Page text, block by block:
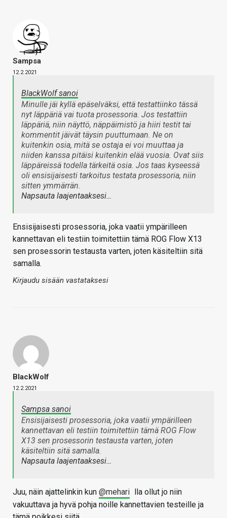
Sampsa
12.2.2021
BlackWolf sanoi
Minulle jäi kyllä epäselväksi, että testattiinko tässä
nyt läppäriä vai tuota prosessoria. Jos testattiin
läppäriä, niin näyttö, näppäimistö ja hiiri testit tai
kommentit jäivät täysin puuttumaan. Ne on
kuitenkin osia, mitä se ostaja ei voi muuttaa ja
niiden kanssa pitäisi kuitenkin elää vuosia. Ovat siis
läppäreissä todella tärkeitä osia. Jos taas kyseessä
oli ensisijaisesti tarkoitus testata prosessoria, niin
sitten ymmärrän.
Napsauta laajentaaksesi…
Ensisijaisesti prosessoria, joka vaatii ympärilleen
kannettavan eli testiin toimitettiin tämä ROG Flow X13
sen prosessorin testausta varten, joten käsiteltiin sitä
samalla.
Kirjaudu sisään vastataksesi
BlackWolf
12.2.2021
Sampsa sanoi
Ensisijaisesti prosessoria, joka vaatii ympärilleen
kannettavan eli testiin toimitettiin tämä ROG Flow
X13 sen prosessorin testausta varten, joten
käsiteltiin sitä samalla.
Napsauta laajentaaksesi…
Juu, näin ajattelinkin kun @mehari lla ollut jo niin
vakuuttava ja hyvä pohja noille kannettavien testeille ja